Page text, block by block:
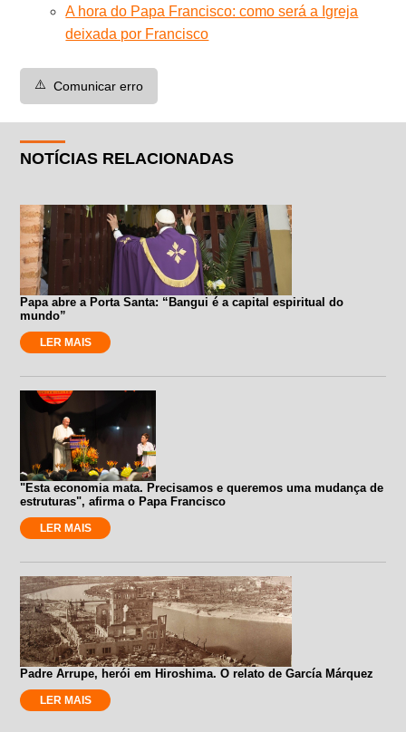
A hora do Papa Francisco: como será a Igreja
deixada por Francisco
⚠️ Comunicar erro
NOTÍCIAS RELACIONADAS
Papa abre a Porta Santa: “Bangui é a capital espiritual do
mundo”
LER MAIS
"Esta economia mata. Precisamos e queremos uma mudança de
estruturas", afirma o Papa Francisco
LER MAIS
Padre Arrupe, herói em Hiroshima. O relato de García Márquez
LER MAIS